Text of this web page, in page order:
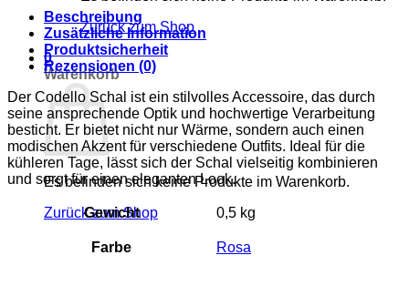
Zurück zum Shop
0
Warenkorb
Es befinden sich keine Produkte im Warenkorb.
Zurück zum Shop
Beschreibung
Zusätzliche Information
Produktsicherheit
Rezensionen (0)
Der Codello Schal ist ein stilvolles Accessoire, das durch
seine ansprechende Optik und hochwertige Verarbeitung
besticht. Er bietet nicht nur Wärme, sondern auch einen
modischen Akzent für verschiedene Outfits. Ideal für die
kühleren Tage, lässt sich der Schal vielseitig kombinieren
und sorgt für einen eleganten Look.
Gewicht 0,5 kg
Farbe Rosa